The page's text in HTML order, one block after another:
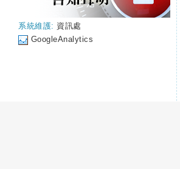
系統維護: 資訊處
GoogleAnalytics